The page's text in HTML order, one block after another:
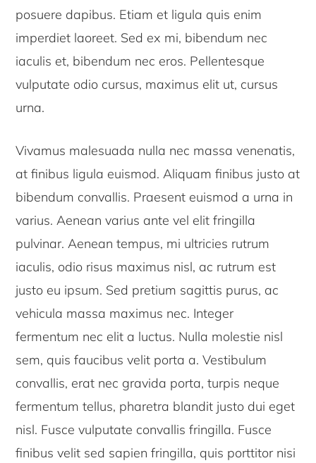
posuere dapibus. Etiam et ligula quis enim
imperdiet laoreet. Sed ex mi, bibendum nec
iaculis et, bibendum nec eros. Pellentesque
vulputate odio cursus, maximus elit ut, cursus
urna.
Vivamus malesuada nulla nec massa venenatis,
at finibus ligula euismod. Aliquam finibus justo at
bibendum convallis. Praesent euismod a urna in
varius. Aenean varius ante vel elit fringilla
pulvinar. Aenean tempus, mi ultricies rutrum
iaculis, odio risus maximus nisl, ac rutrum est
justo eu ipsum. Sed pretium sagittis purus, ac
vehicula massa maximus nec. Integer
fermentum nec elit a luctus. Nulla molestie nisl
sem, quis faucibus velit porta a. Vestibulum
convallis, erat nec gravida porta, turpis neque
fermentum tellus, pharetra blandit justo dui eget
nisl. Fusce vulputate convallis fringilla. Fusce
finibus velit sed sapien fringilla, quis porttitor nisi